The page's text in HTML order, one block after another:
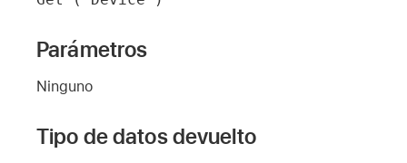
Parámetros
Ninguno
Tipo de datos devuelto